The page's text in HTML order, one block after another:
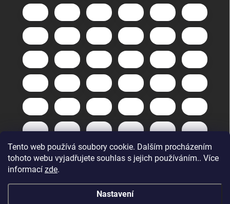
Tento web používá soubory cookie. Dalším procházením
tohoto webu vyjadřujete souhlas s jejich používáním.. Více
informací zde.
Nastavení